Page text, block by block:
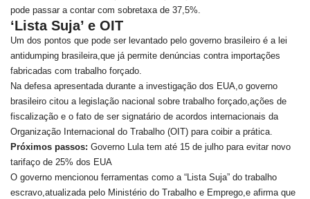
pode passar a contar com sobretaxa de 37,5%.
‘Lista Suja’ e OIT
Um dos pontos que pode ser levantado pelo governo brasileiro é a lei
antidumping brasileira,que já permite denúncias contra importações
fabricadas com trabalho forçado.
Na defesa apresentada durante a investigação dos EUA,o governo
brasileiro citou a legislação nacional sobre trabalho forçado,ações de
fiscalização e o fato de ser signatário de acordos internacionais da
Organização Internacional do Trabalho (OIT) para coibir a prática.
Próximos passos: Governo Lula tem até 15 de julho para evitar novo
tarifaço de 25% dos EUA
O governo mencionou ferramentas como a “Lista Suja” do trabalho
escravo,atualizada pelo Ministério do Trabalho e Emprego,e afirma que